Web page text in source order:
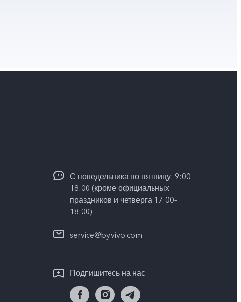
С понедельника по пятницу: 9:00–
18:00 (кроме официальных
праздников и четверга 17:00–
18:00)
service@by.vivo.com
Подпишитесь на нас